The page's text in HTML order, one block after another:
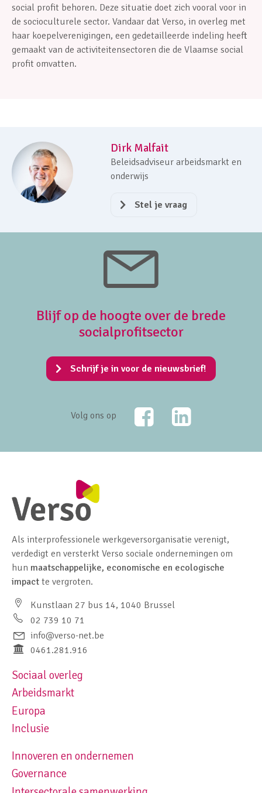
social profit behoren. Deze situatie doet zich vooral voor in
de socioculturele sector. Vandaar dat Verso, in overleg met
haar koepelverenigingen, een gedetailleerde indeling heeft
gemaakt van de activiteitensectoren die de Vlaamse social
profit omvatten.
Dirk Malfait
Beleidsadviseur arbeidsmarkt en
onderwijs
Stel je vraag
Blijf op de hoogte over de brede
socialprofitsector
Schrijf je in voor de nieuwsbrief!
Volg ons op
FacebookLinkedIn
Als interprofessionele werkgeversorganisatie verenigt,
verdedigt en versterkt Verso sociale ondernemingen om
hun maatschappelijke, economische en ecologische
impact te vergroten.
Kunstlaan 27 bus 14, 1040 Brussel
02 739 10 71
info@verso-net.be
0461.281.916
Footer navigation left
Sociaal overleg
Arbeidsmarkt
Europa
Inclusie
Footer navigation right
Innoveren en ondernemen
Governance